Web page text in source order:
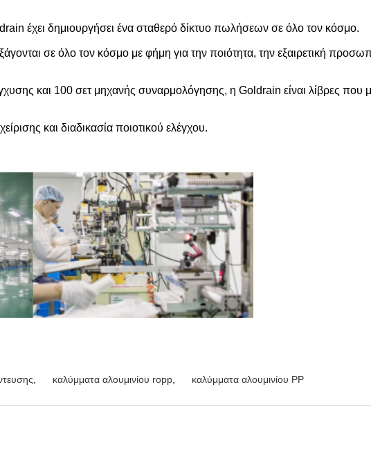
έχει δημιουργήσει ένα σταθερό δίκτυο πωλήσεων σε όλο τον κόσμο.
σε όλο τον κόσμο με φήμη για την ποιότητα, την εξαιρετική
και 100 σετ μηχανής συναρμολόγησης, η Goldrain είναι λίβρες
και διαδικασία ποιοτικού ελέγχου.
, καλύμματα αλουμινίου ropp, καλύμματα αλουμινίου PP